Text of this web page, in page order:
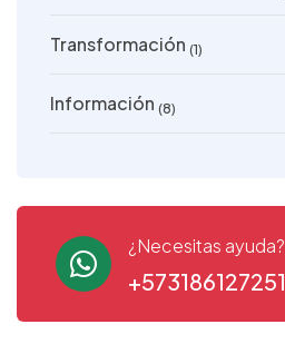
Transformación (1)
Información (8)
¿Necesitas ayuda?
+573186127251